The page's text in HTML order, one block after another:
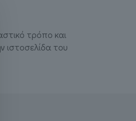
τρόπο και
ιστοσελίδα του